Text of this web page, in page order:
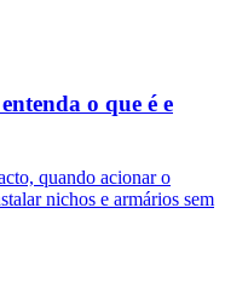
o que é e
quando acionar o
nichos e armários sem